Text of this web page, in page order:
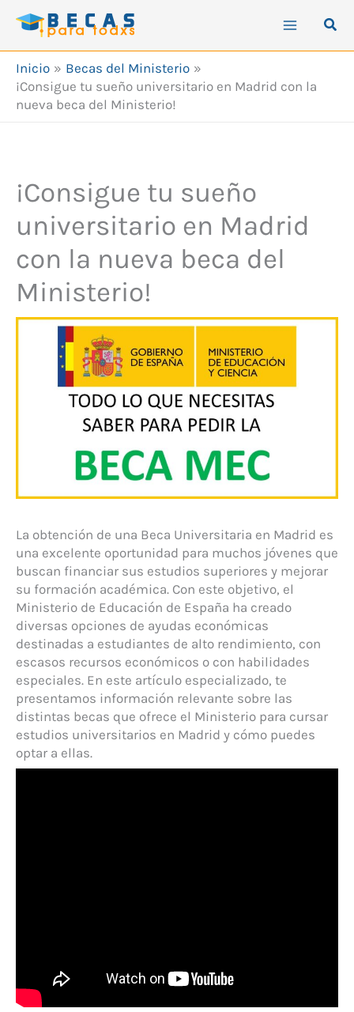
Inicio
Becas del Ministerio
¡Consigue tu sueño universitario en Madrid con la
nueva beca del Ministerio!
¡Consigue tu sueño
universitario en Madrid
con la nueva beca del
Ministerio!
La obtención de una Beca Universitaria en Madrid es
una excelente oportunidad para muchos jóvenes que
buscan financiar sus estudios superiores y mejorar
su formación académica. Con este objetivo, el
Ministerio de Educación de España ha creado
diversas opciones de ayudas económicas
destinadas a estudiantes de alto rendimiento, con
escasos recursos económicos o con habilidades
especiales. En este artículo especializado, te
presentamos información relevante sobre las
distintas becas que ofrece el Ministerio para cursar
estudios universitarios en Madrid y cómo puedes
optar a ellas.